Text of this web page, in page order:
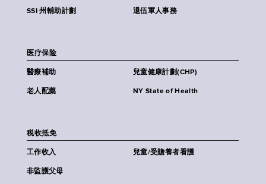
SSI 州輔助計劃 退伍軍人事務
医疗保险
醫療補助 兒童健康計劃(CHP)
老人配藥 NY State of Health
税收抵免
工作收入 兒童/受贍養者看護
非監護父母